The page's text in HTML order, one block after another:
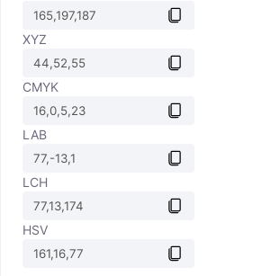
XYZ
CMYK
LAB
LCH
HSV